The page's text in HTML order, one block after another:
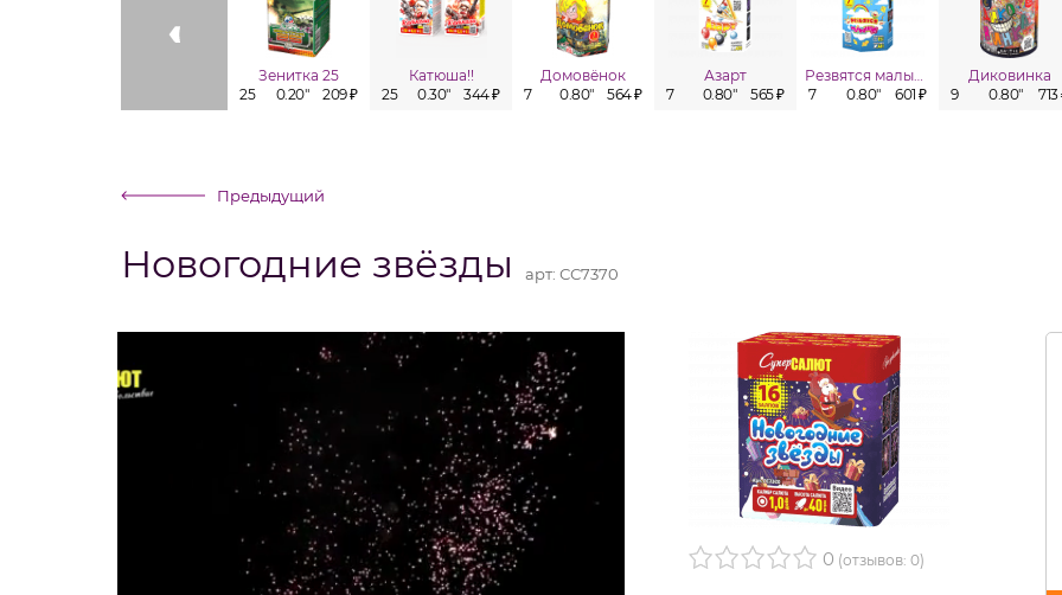
Зенитка 25
25
0.20" 209 ₽
Катюша!!
25
0.30" 344 ₽
Домовёнок
7
0.80" 564 ₽
Азарт
7
0.80" 565 ₽
Резвятся малыши
7
0.80" 601 ₽
Диковинка
9
0.80" 713
Предыдущий
Новогодние звёзды арт: СС7370
0 (отзывов: 0)